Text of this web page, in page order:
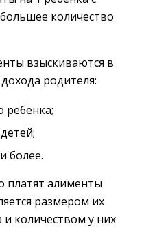
количество
взыскиваются в
родителя:
ребенка;
более.
платят алименты
размером их
количеством у них